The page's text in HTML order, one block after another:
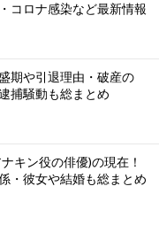
コロナ感染など最新情報
期や引退理由・破産の
捕騒動も総まとめ
キン役の俳優)の現在！
・彼女や結婚も総まとめ